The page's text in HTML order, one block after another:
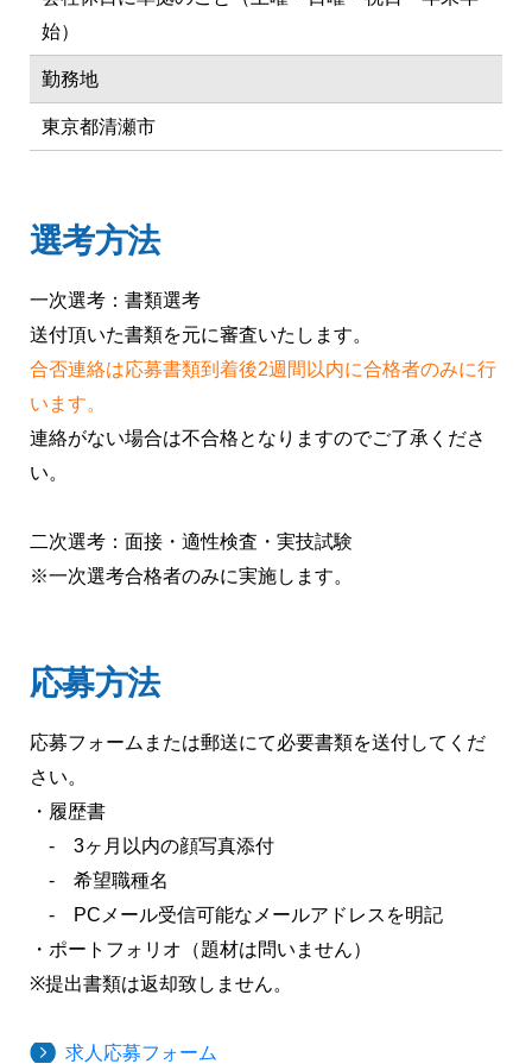
始）
勤務地
東京都清瀬市
選考方法
一次選考：書類選考
送付頂いた書類を元に審査いたします。
合否連絡は応募書類到着後2週間以内に合格者のみに行
います。
連絡がない場合は不合格となりますのでご了承くださ
い。
二次選考：面接・適性検査・実技試験
※一次選考合格者のみに実施します。
応募方法
応募フォームまたは郵送にて必要書類を送付してくだ
さい。
・履歴書
- 3ヶ月以内の顔写真添付
- 希望職種名
- PCメール受信可能なメールアドレスを明記
・ポートフォリオ（題材は問いません）
※提出書類は返却致しません。
求人応募フォーム